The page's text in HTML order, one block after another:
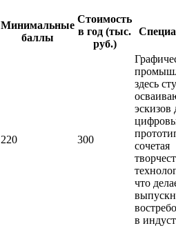
Минимальные
баллы
Стоимость
в год (тыс.
руб.)
220 300
здесь
эскизов
сочетая
что
в